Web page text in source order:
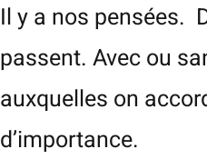
Il y a nos pensées.
passent. Avec ou
auxquelles on
d’importance.